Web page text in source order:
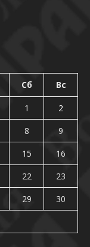
Сб Вс
1
2
8
9
15
16
22
23
29
30